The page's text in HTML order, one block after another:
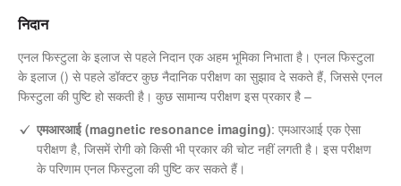
निदान
एनल फिस्टुला के इलाज से पहले निदान एक अहम भूमिका निभाता है। एनल फिस्टुला
के इलाज () से पहले डॉक्टर कुछ नैदानिक परीक्षण का सुझाव दे सकते हैं, जिससे एनल
फिस्टुला की पुष्टि हो सकती है। कुछ सामान्य परीक्षण इस प्रकार है –
एमआरआई (magnetic resonance imaging): एमआरआई एक ऐसा
परीक्षण है, जिसमें रोगी को किसी भी प्रकार की चोट नहीं लगती है। इस परीक्षण
के परिणाम एनल फिस्टुला की पुष्टि कर सकते हैं।